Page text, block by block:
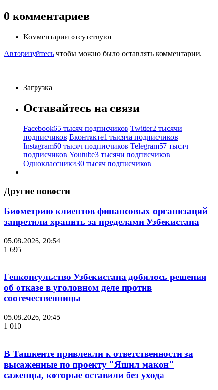
0 комментариев
Комментарии отсутствуют
Авторизуйтесь чтобы можно было оставлять комментарии.
Загрузка
Оставайтесь на связи
Facebook65 тысяч подписчиков Twitter2 тысячи
подписчиков Вконтакте1 тысяча подписчиков
Instagram60 тысяч подписчиков Telegram57 тысяч
подписчиков Youtube3 тысячи подписчиков
Одноклассники30 тысяч подписчиков
Другие новости
Биометрию клиентов финансовых организаций
запретили хранить за пределами Узбекистана
05.08.2026, 20:54
1 695
Генконсульство Узбекистана добилось решения
об отказе в уголовном деле против
соотечественницы
05.08.2026, 20:45
1 010
В Ташкенте привлекли к ответственности за
высаженные по проекту "Яшил макон"
саженцы, которые оставили без ухода